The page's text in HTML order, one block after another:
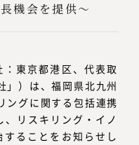
機会を提供～
東京都港区、代表取
」）は、福岡県北九州
ングに関する包括連携
リスキリング・イノ
ることをお知らせし